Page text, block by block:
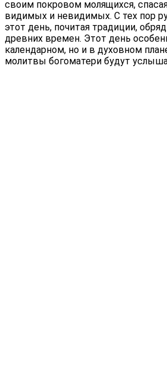
своим покровом молящихся,
видимых и невидимых. С тех пор
этот день, почитая традиции,
древних времен. Этот день
календарном, но и в духовном
молитвы богоматери будут